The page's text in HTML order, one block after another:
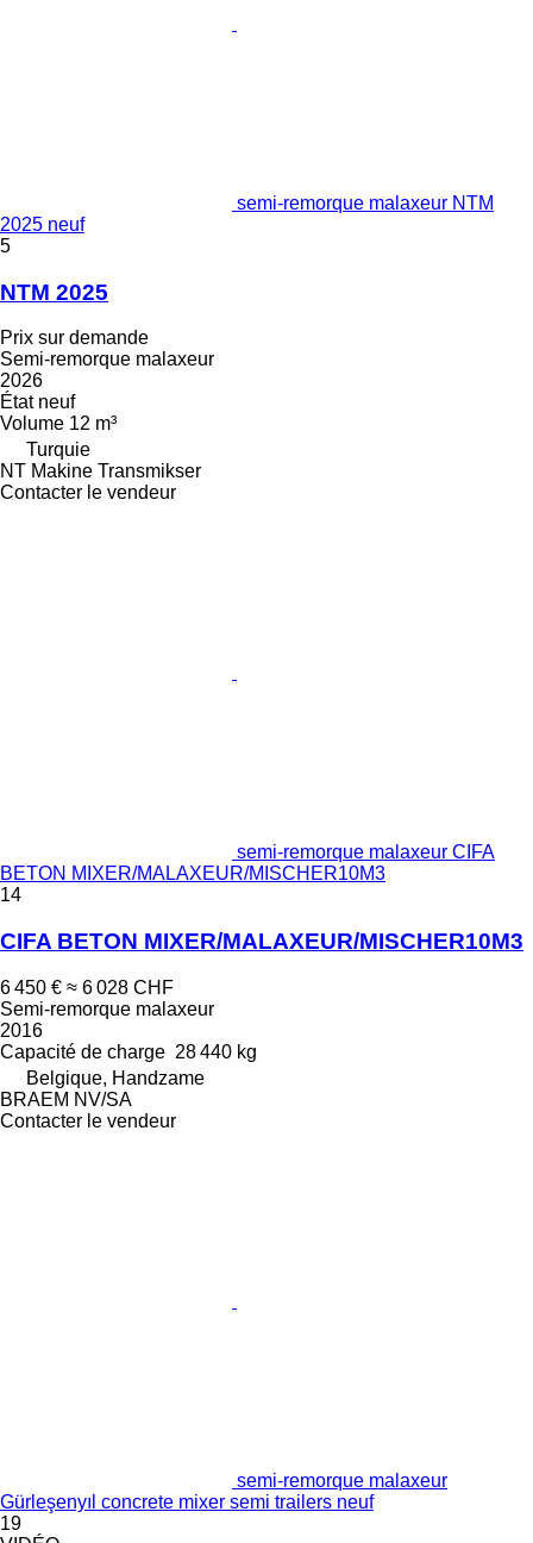
semi-remorque malaxeur NTM
2025 neuf
5
NTM 2025
Prix sur demande
Semi-remorque malaxeur
2026
Étatneuf
Volume 12 m³
Turquie
NT Makine Transmikser
Contacter le vendeur
semi-remorque malaxeur CIFA
BETON MIXER/MALAXEUR/MISCHER10M3
14
CIFA BETON MIXER/MALAXEUR/MISCHER10M3
6 450 € ≈ 6 028 CHF
Semi-remorque malaxeur
2016
Capacité de charge 28 440 kg
Belgique, Handzame
BRAEM NV/SA
Contacter le vendeur
semi-remorque malaxeur
Gürleşenyıl concrete mixer semi trailers neuf
19